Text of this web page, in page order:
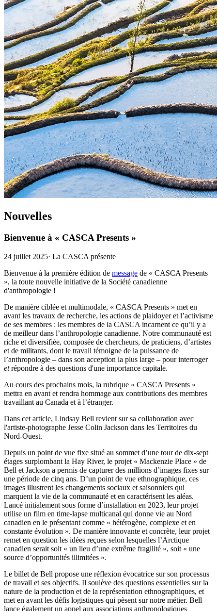
Nouvelles
Bienvenue à « CASCA Presents »
24 juillet 2025· La CASCA présente
Bienvenue à la première édition de message de « CASCA Presents
», la toute nouvelle initiative de la Société canadienne
d'anthropologie !
De manière ciblée et multimodale, « CASCA Presents » met en
avant les travaux de recherche, les actions de plaidoyer et l’activisme
de ses membres : les membres de la CASCA incarnent ce qu’il y a
de meilleur dans l’anthropologie canadienne. Notre communauté est
riche et diversifiée, composée de chercheurs, de praticiens, d’artistes
et de militants, dont le travail témoigne de la puissance de
l’anthropologie – dans son acception la plus large – pour interroger
etrépondre à des questions d'une importance capitale.
Au cours des prochains mois, la rubrique « CASCA Presents »
mettra en avant et rendra hommage aux contributions des membres
travaillant au Canada et à l’étranger.
Dans cet article, Lindsay Bell revient sur sa collaboration avec
l'artiste-photographe Jesse Colin Jackson dans les Territoires du
Nord-Ouest.
Depuis un point de vue fixe situé au sommet d’une tour de dix-sept
étages surplombant la Hay River, le projet « Mackenzie Place » de
Bell et Jackson a permis de capturer des millions d’images fixes sur
une période de cinq ans. D’un point de vue ethnographique, ces
images illustrent les changements sociaux et saisonniers qui
marquent la vie de la communauté et en caractérisent les aléas.
Lancé initialement sous forme d’installation en 2023, leur projet
utilise un film en time-lapse multicanal qui donne vie au Nord
canadien en le présentant comme « hétérogène, complexe et en
constante évolution ». De manière innovante et concrète, leur projet
remet en question les idées reçues selon lesquelles l’Arctique
canadien serait soit « un lieu d’une extrême fragilité », soit « une
source d’opportunités illimitées ».
Le billet de Bell propose une réflexion évocatrice sur son processus
de travail et ses objectifs. Il soulève des questions essentielles sur la
nature de la production et de la représentation ethnographiques, et
met en avant les défis logistiques qui pèsent sur notre métier. Bell
lance également un appel aux associations anthropologiques